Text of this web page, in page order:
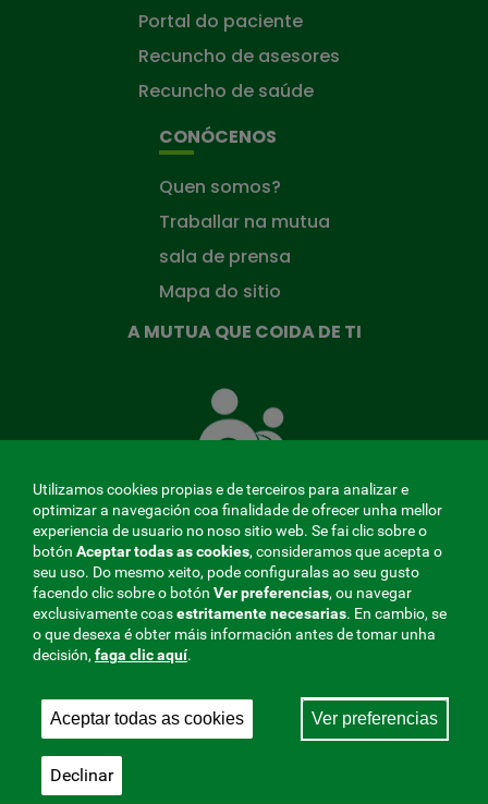
Portal do paciente
Recuncho de asesores
Recuncho de saúde
CONÓCENOS
Quen somos?
Traballar na mutua
sala de prensa
Mapa do sitio
A MUTUA QUE COIDA DE TI
Mutua
que
MENÚ
REDES
SOCIALES
V20
Aviso legal|Privacidade
Mutua Colaboradora coa Seguridade Social, 275.
Utilizamos cookies propias e de terceiros para analizar e
optimizar a navegación coa finalidade de ofrecer unha mellor
experiencia de usuario no noso sitio web. Se fai clic sobre o
botón Aceptar todas as cookies, consideramos que acepta o
seu uso. Do mesmo xeito, pode configuralas ao seu gusto
facendo clic sobre o botón Ver preferencias, ou navegar
exclusivamente coasestritamentenecesarias. En cambio, se
o que desexa é obter máis información antes de tomar unha
decisión, faga clic aquí.
Aceptar todas as cookies Ver preferencias
Declinar